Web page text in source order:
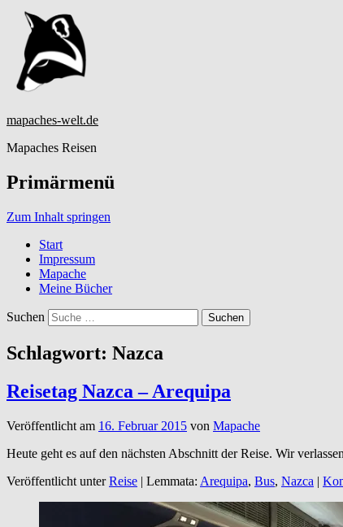
mapaches-welt.de
Mapaches Reisen
Primärmenü
Zum Inhalt springen
Start
Impressum
Mapache
Meine Bücher
Suchen
Schlagwort: Nazca
Reisetag Nazca – Arequipa
Veröffentlicht am 16. Februar 2015 von Mapache
Heute geht es auf den nächsten Abschnitt der Reise. Wir
Veröffentlicht unterReise | Lemmata: Arequipa, Bus, Nazca |